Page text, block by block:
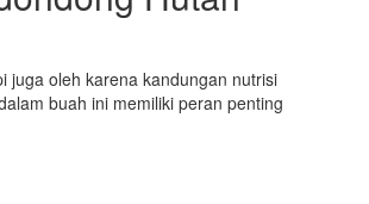
juga oleh karena kandungan nutrisi
buah ini memiliki peran penting